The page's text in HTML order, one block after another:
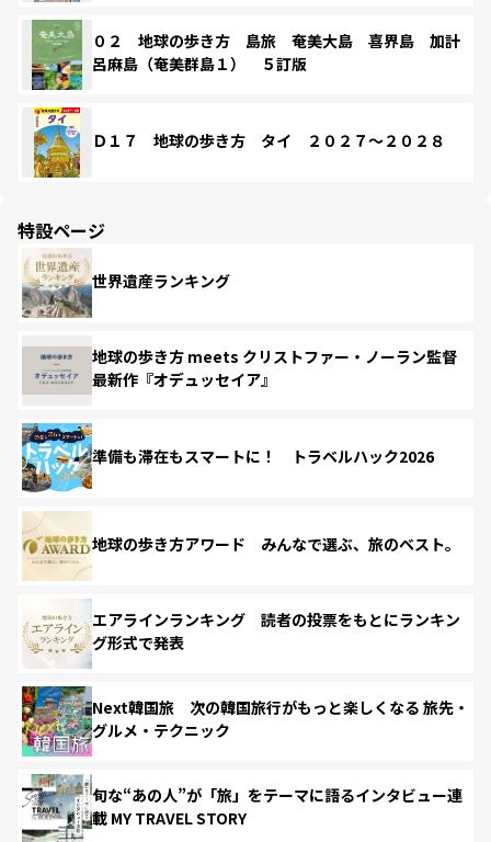
０２ 地球の歩き方 島旅 奄美大島 喜界島 加計
呂麻島（奄美群島１） ５訂版
Ｄ１７ 地球の歩き方 タイ ２０２７～２０２８
特設ページ
世界遺産ランキング
地球の歩き方 meets クリストファー・ノーラン監督
最新作『オデュッセイア』
準備も滞在もスマートに！ トラベルハック2026
地球の歩き方アワード みんなで選ぶ、旅のベスト。
エアラインランキング 読者の投票をもとにランキン
グ形式で発表
Next韓国旅 次の韓国旅行がもっと楽しくなる 旅先・
グルメ・テクニック
旬な“あの人”が「旅」をテーマに語るインタビュー連
載 MY TRAVEL STORY